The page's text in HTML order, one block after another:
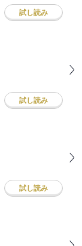
試し読み
試し読み
試し読み